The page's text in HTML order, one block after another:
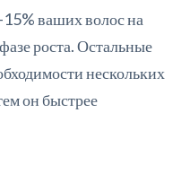
ваших волос на
роста. Остальные
нескольких
он быстрее